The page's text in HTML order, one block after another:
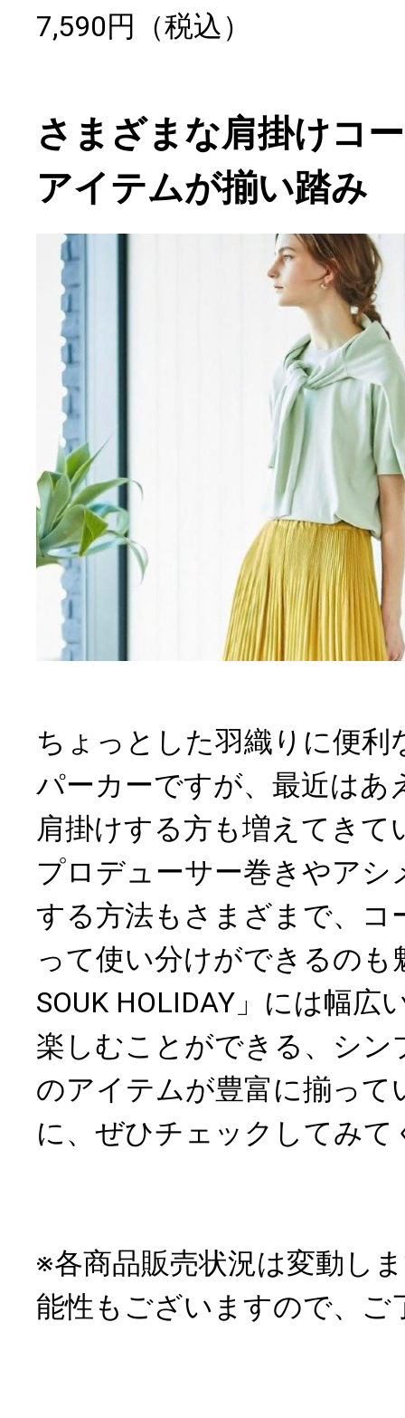
7,590円（税込）
さまざまな肩掛けコ
アイテムが揃い踏み
ちょっとした羽織りに便利
パーカーですが、最近はあ
肩掛けする方も増えてきて
プロデューサー巻きやアシ
する方法もさまざまで、コ
って使い分けができるのも
SOUK HOLIDAY」には幅広
楽しむことができる、シン
のアイテムが豊富に揃って
に、ぜひチェックしてみて
※各商品販売状況は変動し
能性もございますので、ご